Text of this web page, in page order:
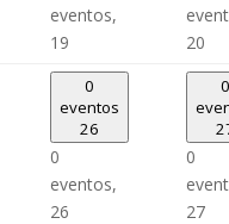
eventos,
19
20
0
eventos
26
0
eventos,
26
0
0
27